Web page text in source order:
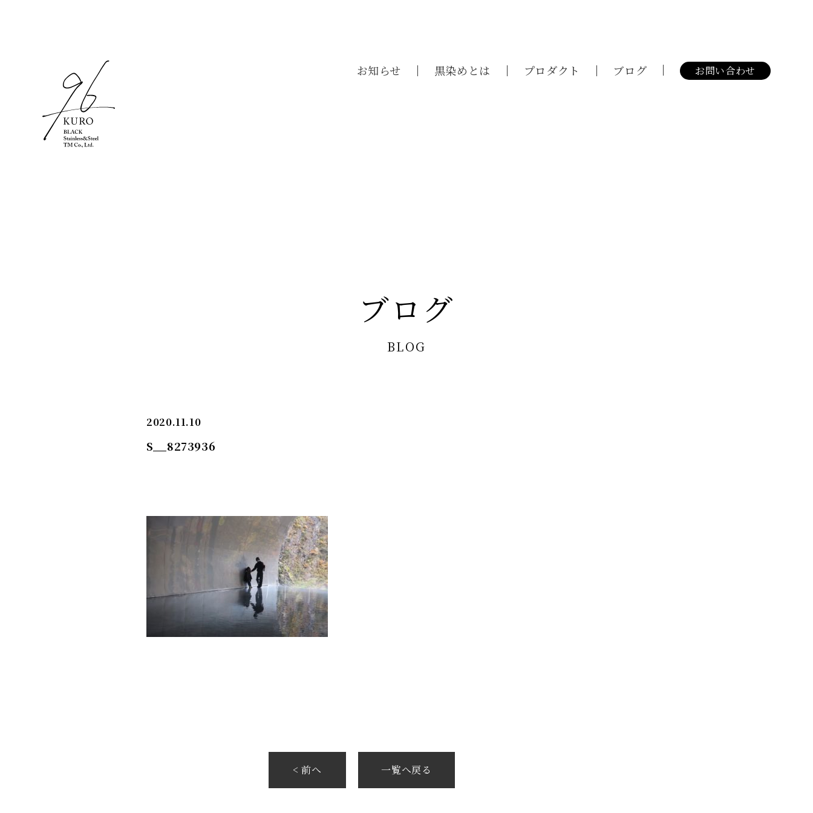
お知らせ 黒染めとは プロダクト ブログ お問い合わせ
ブログ
BLOG
2020.11.10
S__8273936
< 前へ 一覧へ戻る